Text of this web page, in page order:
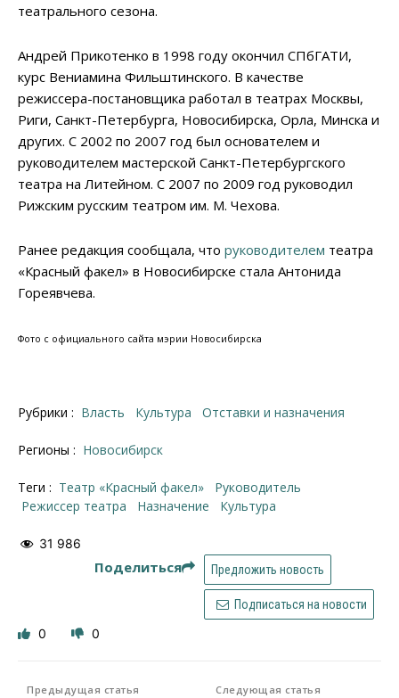
театрального сезона.
Андрей Прикотенко в 1998 году окончил СПбГАТИ,
курс Вениамина Фильштинского. В качестве
режиссера-постановщика работал в театрах Москвы,
Риги, Санкт-Петербурга, Новосибирска, Орла, Минска и
других. С 2002 по 2007 год был основателем и
руководителем мастерской Санкт-Петербургского
театра на Литейном. C 2007 по 2009 год руководил
Рижским русским театром им. М. Чехова.
Ранее редакция сообщала, что руководителем театра
«Красный факел» в Новосибирске стала Антонида
Гореявчева.
Фото с официального сайта мэрии Новосибирска
Рубрики : Власть Культура Отставки и назначения
Регионы : Новосибирск
Теги : Театр «Красный факел»
руководитель
режиссер театра
назначение культура
31 986
Поделиться Предложить новость
Подписаться на новости
0 0
Предыдущая статья Следующая статья